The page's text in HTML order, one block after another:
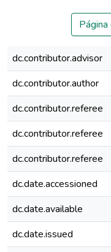
dc.contributor.advisor
dc.contributor.author
dc.contributor.referee
dc.contributor.referee
dc.contributor.referee
dc.date.accessioned
dc.date.available
dc.date.issued